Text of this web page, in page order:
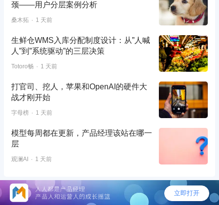
颈——用户分层案例分析
桑木拓 1 天前
生鲜仓WMS入库分配制度设计：从”人喊
人”到”系统驱动”的三层决策
Totoro畅 1 天前
打官司、挖人，苹果和OpenAI的硬件大
战才刚开始
字母榜 1 天前
模型每周都在更新，产品经理该站在哪一
层
观澜AI 1 天前
©2026 - 人人都是产品经理